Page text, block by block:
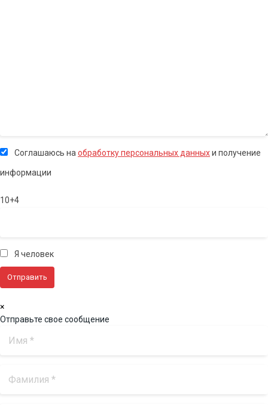
Соглашаюсь на обработку персональных данныхи получение
информации
10+4
Я человек
×
Отправьте свое сообщение